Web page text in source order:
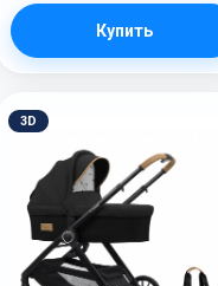
Купить
3D